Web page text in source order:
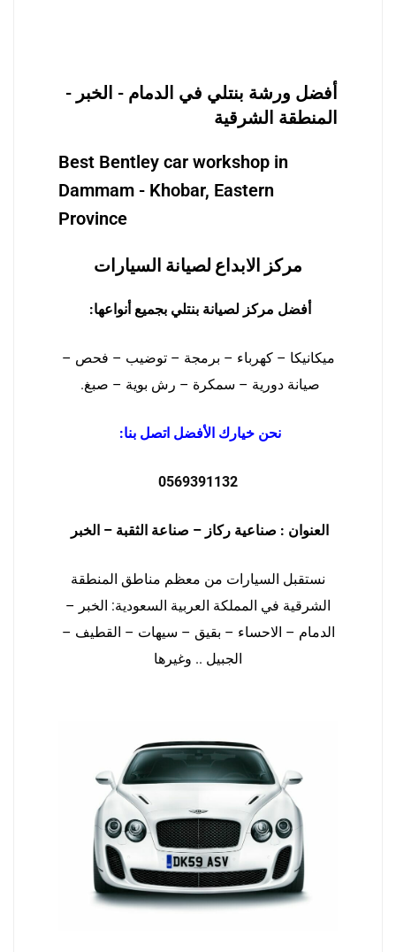
أفضل ورشة بنتلي في الدمام - الخبر -
المنطقة الشرقية
Best Bentley car workshop in
Dammam - Khobar, Eastern
Province
مركز الابداع لصيانة السيارات
أفضل مركز لصيانة بنتلي بجميع أنواعها:
ميكانيكا – كهرباء – برمجة – توضيب – فحص –
صيانة دورية – سمكرة – رش بوية – صبغ.
نحن خيارك الأفضل اتصل بنا:
0569391132
العنوان : صناعية ركاز – صناعة الثقبة – الخبر
نستقبل السيارات من معظم مناطق المنطقة
الشرقية في المملكة العربية السعودية: الخبر –
الدمام – الاحساء – بقيق – سيهات – القطيف –
الجبيل .. وغيرها